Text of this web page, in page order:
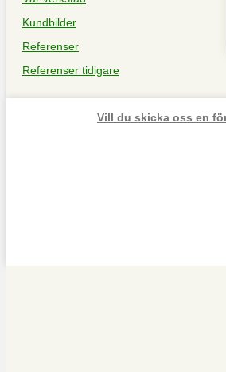
Kundbilder
Referenser
Referenser tidigare
Vill du skicka oss en